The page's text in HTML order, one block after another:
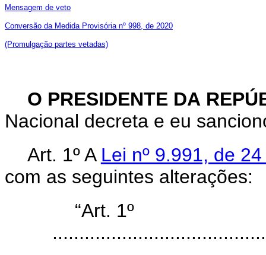
Mensagem de veto
Conversão da Medida Provisória nº 998, de 2020
(Promulgação partes vetadas)
O PRESIDENTE DA
Nacional decreta e eu
Art. 1º A Lei nº 9.991, de
com as seguintes alterações:
“Art. 1º